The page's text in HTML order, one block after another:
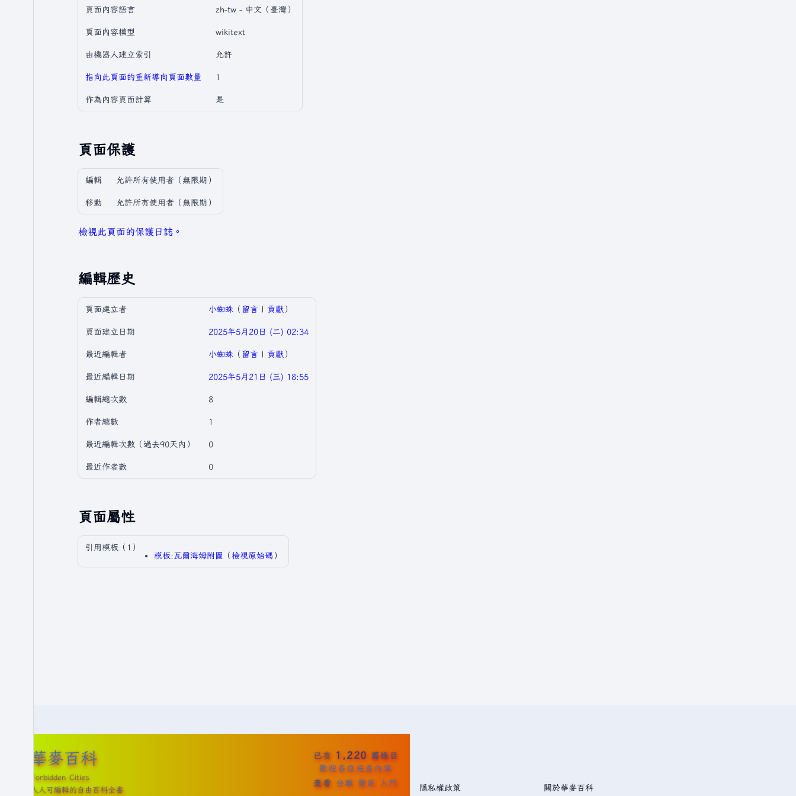
頁面內容語言 zh-tw - 中文（臺灣）
頁面內容模型 wikitext
由機器人建立索引 允許
指向此頁面的重新導向頁面數量 1
作為內容頁面計算 是
頁面保護
編輯 允許所有使用者​（無限期）
移動 允許所有使用者​（無限期）
檢視此頁面的保護日誌。
編輯歷史
頁面建立者 小蜘蛛 （ 留言 | 貢獻 ）
頁面建立日期 2025年5月20日 (二) 02:34
最近編輯者 小蜘蛛 （ 留言 | 貢獻 ）
最近編輯日期 2025年5月21日 (三) 18:55
編輯總次數 8
作者總數 1
最近編輯次數（過去90天內） 0
最近作者數 0
頁面屬性
引用模板（1）
模板:瓦爾海姆附圖
​（檢視原始碼 ）​
華麥百科
Forbidden Cities
人人可編輯的自由百科全書
已有 1,220 篇條目
歡迎各位完善內容
查看 分類 變更 入門 隱私權政策 關於華麥百科